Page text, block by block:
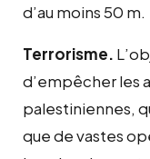
d’au moins 50 m.
Terrorisme.
d’empêcher les
palestiniennes,
que de vastes